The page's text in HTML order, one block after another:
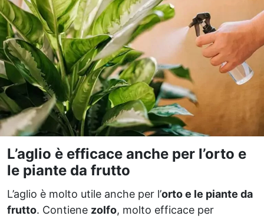
L’aglio è efficace anche per l’orto e
le piante da frutto
L’aglio è molto utile anche per l’orto e le piante da
frutto. Contiene zolfo, molto efficace per